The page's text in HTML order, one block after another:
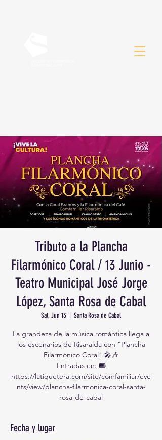
Tributo a la Plancha
Filarmónico Coral / 13 Junio -
Teatro Municipal José Jorge
López, Santa Rosa de Cabal
Sat, Jun 13
  |
Santa Rosa de Cabal
La grandeza de la música romántica llega a
los escenarios de Risaralda con “Plancha
Filarmónico Coral" 🎤🎶
Entradas en: 🎟️
https://latiquetera.com/site/comfamiliar/eve
nts/view/plancha-filarmonica-coral-santa-
rosa-de-cabal
Fecha y lugar